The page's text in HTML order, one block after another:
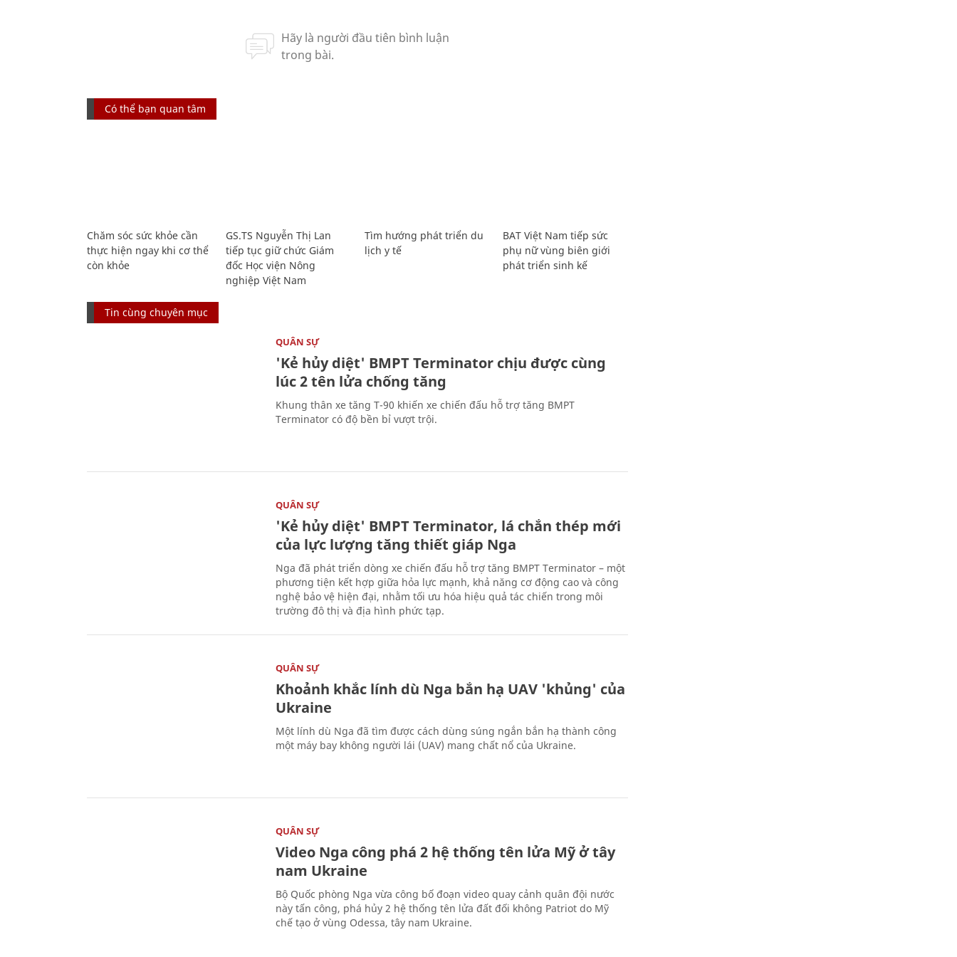
Có thể bạn quan tâm
Chăm sóc sức khỏe cần
thực hiện ngay khi cơ thể
còn khỏe
GS.TS Nguyễn Thị Lan
tiếp tục giữ chức Giám
đốc Học viện Nông
nghiệp Việt Nam
Tìm hướng phát triển du
lịch y tế
BAT Việt Nam tiếp sức
phụ nữ vùng biên giới
phát triển sinh kế
Tin cùng chuyên mục
QUÂN SỰ
'Kẻ hủy diệt' BMPT Terminator chịu được cùng
lúc 2 tên lửa chống tăng
Khung thân xe tăng T-90 khiến xe chiến đấu hỗ trợ tăng BMPT
Terminator có độ bền bỉ vượt trội.
QUÂN SỰ
'Kẻ hủy diệt' BMPT Terminator, lá chắn thép mới
của lực lượng tăng thiết giáp Nga
Nga đã phát triển dòng xe chiến đấu hỗ trợ tăng BMPT Terminator – một
phương tiện kết hợp giữa hỏa lực mạnh, khả năng cơ động cao và công
nghệ bảo vệ hiện đại, nhằm tối ưu hóa hiệu quả tác chiến trong môi
trường đô thị và địa hình phức tạp.
QUÂN SỰ
Khoảnh khắc lính dù Nga bắn hạ UAV 'khủng' của
Ukraine
Một lính dù Nga đã tìm được cách dùng súng ngắn bắn hạ thành công
một máy bay không người lái (UAV) mang chất nổ của Ukraine.
QUÂN SỰ
Video Nga công phá 2 hệ thống tên lửa Mỹ ở tây
nam Ukraine
Bộ Quốc phòng Nga vừa công bố đoạn video quay cảnh quân đội nước
này tấn công, phá hủy 2 hệ thống tên lửa đất đối không Patriot do Mỹ
chế tạo ở vùng Odessa, tây nam Ukraine.